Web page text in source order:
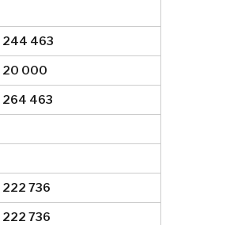
244 463
20 000
264 463
222 736
222 736